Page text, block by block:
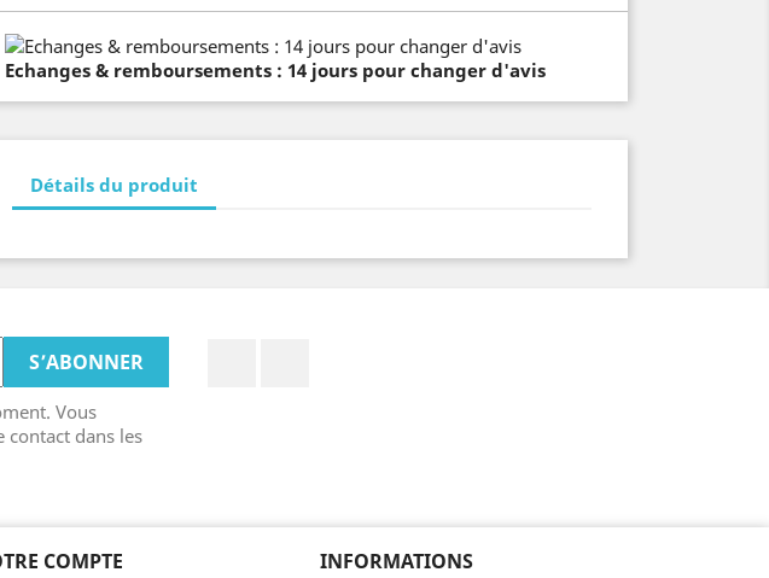
Echanges & remboursements : 14 jours pour changer d'avis
Détails du produit
Vous
dans les
COMPTE
INFORMATIONS